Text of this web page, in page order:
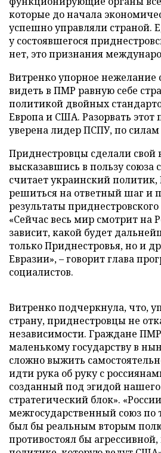
которые до начала
успешно управляли страной.
у состоявшегося
нет, это признания
Витренко упорное нежелание
видеть в ПМР равную себе
политикой двойных
Европа и США. Разорвать этот
уверена лидер ПСПУ, по силам
Приднестровцы сделали свой
высказавшись в пользу союза
считает украинский
решиться на ответный шаг и
результаты
«Сейчас весь мир смотрит на
зависит, какой будет
только Приднестровья, но и
Евразии», – говорит глава
социалистов.
Витренко подчеркнула, что,
страну, приднестровцы не
независимости. Граждане
маленькому государству в
сложно выжить
идти рука об руку с
созданный под эгидой
стратегический блок».
межгосударственный союз по
был бы реальным вторым
противостоял бы